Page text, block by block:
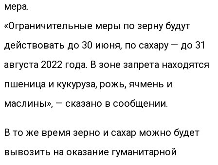
мера.
«Ограничительные меры по зерну будут
действовать до 30 июня, по сахару — до 31
августа 2022 года. В зоне запрета находятся
пшеница и кукуруза, рожь, ячмень и
маслины», — сказано в сообщении.
В то же время зерно и сахар можно будет
вывозить на оказание гуманитарной